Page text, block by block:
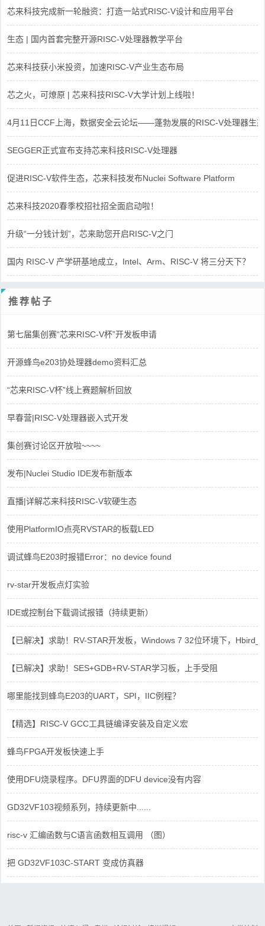
芯来科技完成新一轮融资：打造一站式RISC-V设计和应用平台
生态 | 国内首套完整开源RISC-V处理器教学平台
芯来科技获小米投资，加速RISC-V产业生态布局
芯之火，可燎原 | 芯来科技RISC-V大学计划上线啦！
4月11日CCF上海，数据安全云论坛——蓬勃发展的RISC-V处理器生态
SEGGER正式宣布支持芯来科技RISC-V处理器
促进RISC-V软件生态，芯来科技发布Nuclei Software Platform
芯来科技2020春季校招社招全面启动啦！
升级“一分钱计划”，芯来助您开启RISC-V之门
国内 RISC-V 产学研基地成立，Intel、Arm、RISC-V 将三分天下？
推荐帖子
第七届集创赛“芯来RISC-V杯”开发板申请
开源蜂鸟e203协处理器demo资料汇总
“芯来RISC-V杯”线上赛题解析回放
早春营|RISC-V处理器嵌入式开发
集创赛讨论区开放啦~~~~
发布|Nuclei Studio IDE发布新版本
直播|详解芯来科技RISC-V软硬生态
使用PlatformIO点亮RVSTAR的板载LED
调试蜂鸟E203时报错Error：no device found
rv-star开发板点灯实验
IDE或控制台下载调试报错（持续更新）
【已解决】求助！RV-STAR开发板，Windows 7 32位环境下，
【已解决】求助！SES+GDB+RV-STAR学习板，上手受阻
哪里能找到蜂鸟E203的UART，SPI，IIC例程？
【精选】RISC-V GCC工具链编译安装及自定义宏
蜂鸟FPGA开发板快速上手
使用DFU烧录程序。DFU界面的DFU device没有内容
GD32VF103视频系列，持续更新中......
risc-v 汇编函数与C语言函数相互调用 （图）
把 GD32VF103C-START 变成仿真器